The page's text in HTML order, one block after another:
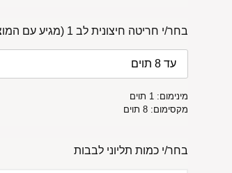
בחר/י חריטה חיצונית לב 1 (מגיע עם המוצר)
מינימום: 1 תוים
מקסימום: 8 תוים
בחר/י כמות תליוני לבבות